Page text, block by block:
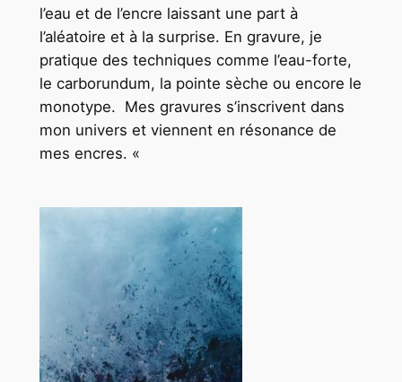
l’eau et de l’encre laissant une part à
l’aléatoire et à la surprise. En gravure, je
pratique des techniques comme l’eau-forte,
le carborundum, la pointe sèche ou encore le
monotype. Mes gravures s’inscrivent dans
mon univers et viennent en résonance de
mes encres. «